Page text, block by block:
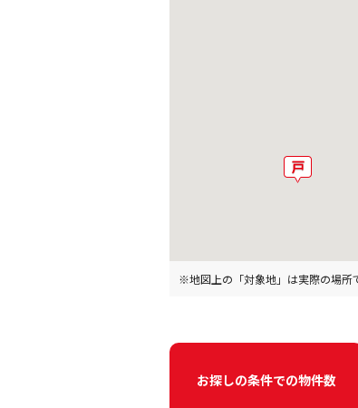
※地図上の「対象地」は実際の場所
お探しの条件での物件数